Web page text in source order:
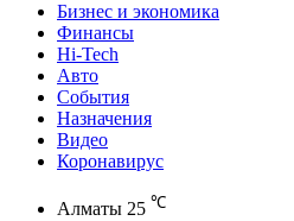
Бизнес и экономика
Финансы
Hi-Tech
Авто
События
Назначения
Видео
Коронавирус
Алматы 25 ℃